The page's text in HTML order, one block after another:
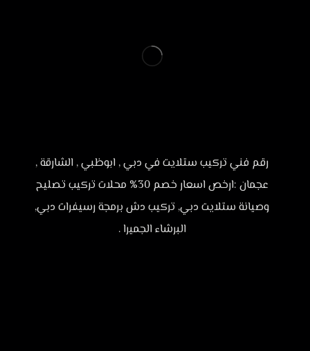
رقم فني تركيب ستلايت في دبي , ابوظبي , الشارقة ,
عجمان :ارخص اسعار خصم 30% محلات تركيب تصليح
وصيانة ستلايت دبي, تركيب دش برمجة رسيفرات دبي,
البرشاء الجميرا .